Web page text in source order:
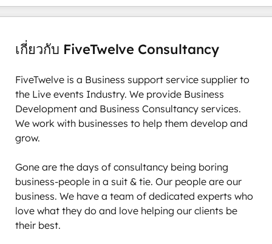
เกี่ยวกับ FiveTwelve Consultancy
FiveTwelve is a Business support service supplier to
the Live events Industry. We provide Business
Development and Business Consultancy services.
We work with businesses to help them develop and
grow.
Gone are the days of consultancy being boring
business-people in a suit & tie. Our people are our
business. We have a team of dedicated experts who
love what they do and love helping our clients be
their best.